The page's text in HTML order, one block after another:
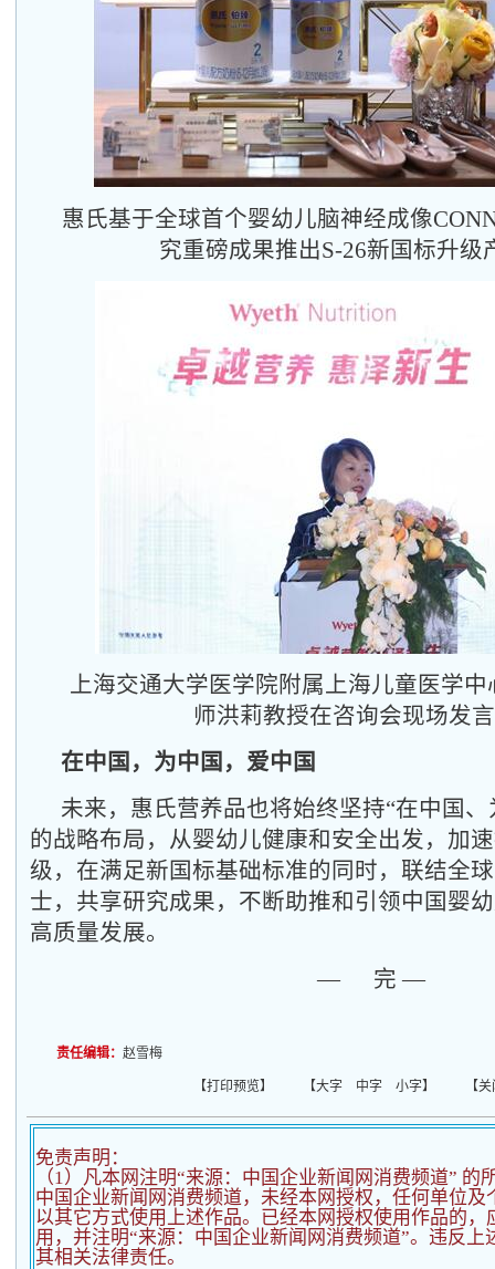
惠氏基于全球首个婴幼儿脑神经成像
究重磅成果推出S-26新国标升级
上海交通大学医学院附属上海儿童医学
师洪莉教授在咨询会现场发
在中国，为中国，爱中国
未来，惠氏营养品也将始终坚持“在中国
的战略布局，从婴幼儿健康和安全出发，加
级，在满足新国标基础标准的同时，联结全
士，共享研究成果，不断助推和引领中国婴
高质量发展。
— 完 —
责任编辑： 赵雪梅
【打印预览】 【大字 中字 小字】 【关
免责声明：
（1）凡本网注明“来源：中国企业新闻网消费频道” 的
中国企业新闻网消费频道，未经本网授权，任何单位及
以其它方式使用上述作品。已经本网授权使用作品的，
用，并注明“来源：中国企业新闻网消费频道”。违反上
其相关法律责任。